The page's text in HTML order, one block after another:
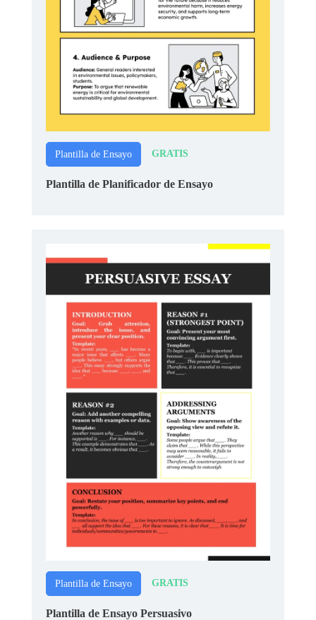
Plantilla de Ensayo GRATIS
Plantilla de Planificador de Ensayo
Plantilla de Ensayo GRATIS
Plantilla de Ensayo Persuasivo